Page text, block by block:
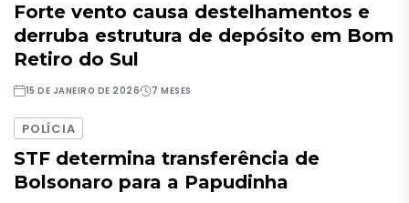
Forte vento causa destelhamentos e
derruba estrutura de depósito em Bom
Retiro do Sul
15 DE JANEIRO DE 2026 7 MESES
POLÍCIA
STF determina transferência de
Bolsonaro para a Papudinha